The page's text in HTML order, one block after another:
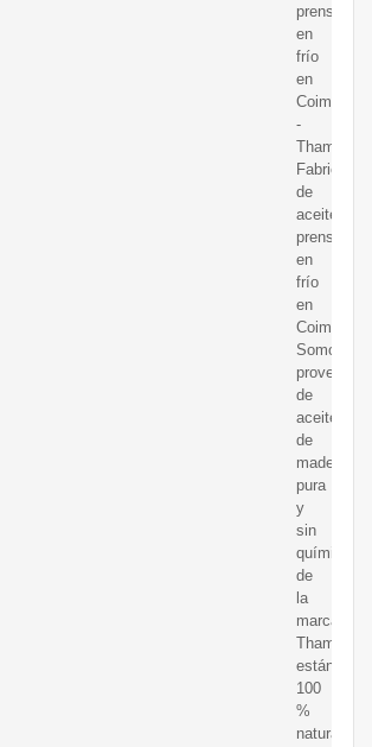
prensado
en
frío
en
-
Thamani
de
aceite
prensado
en
frío
en
Somos
de
aceite
de
madera
pura
y
sin
químicos
de
la
marca
Thamani
estándar.
100
%
natural.